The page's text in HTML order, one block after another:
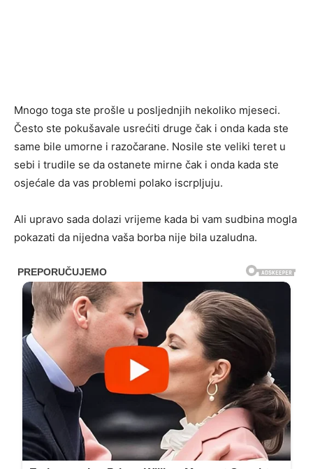
Mnogo toga ste prošle u posljednjih nekoliko mjeseci.
Često ste pokušavale usrećiti druge čak i onda kada ste
same bile umorne i razočarane. Nosile ste veliki teret u
sebi i trudile se da ostanete mirne čak i onda kada ste
osjećale da vas problemi polako iscrpljuju.
Ali upravo sada dolazi vrijeme kada bi vam sudbina mogla
pokazati da nijedna vaša borba nije bila uzaludna.